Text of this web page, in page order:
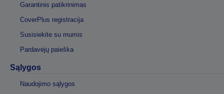
Garantinis patikrinimas
CoverPlus registracija
Susisiekite su mumis
Pardavėjų paieška
Sąlygos
Naudojimo sąlygos